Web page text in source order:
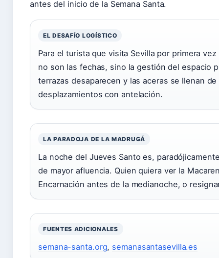
antes del inicio de la Semana Santa.
EL DESAFÍO LOGÍSTICO
Para el turista que visita Sevilla por primera
no son las fechas, sino la gestión del espacio
terrazas desaparecen y las aceras se llenan
desplazamientos con antelación.
LA PARADOJA DE LA MADRUGÁ
La noche del Jueves Santo es,
de mayor afluencia. Quien quiera ver la
Encarnación antes de la medianoche, o
FUENTES ADICIONALES
semana-santa.org, semanasantasevilla.es